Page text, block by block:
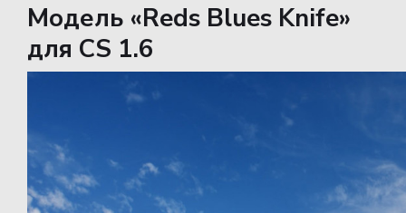
Модель «Reds Blues Knife»
для CS 1.6